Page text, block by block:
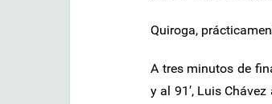
Quiroga,
A tres minutos de
y al 91′, Luis